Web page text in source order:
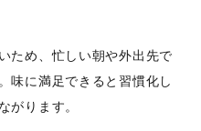
ため、忙しい朝や外出先で
味に満足できると習慣化し
がります。